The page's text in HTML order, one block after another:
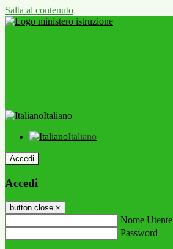
Salta al contenuto
Italiano
Italiano
Accedi
Accedi
button close ×
Nome Utente
Password